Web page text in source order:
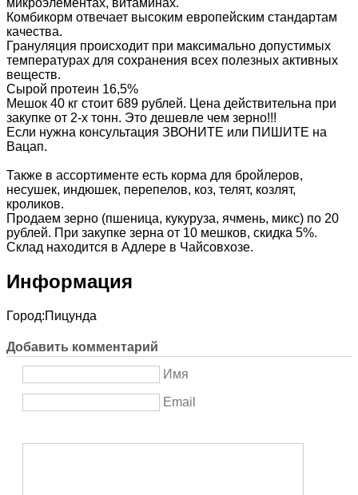
микроэлементах, витаминах.
Комбикорм отвечает высоким европейским стандартам
качества.
Грануляция происходит при максимально допустимых
температурах для сохранения всех полезных активных
веществ.
Сырой протеин 16,5%
Мешок 40 кг стоит 689 рублей. Цена действительна при
закупке от 2-х тонн. Это дешевле чем зерно!!!
Если нужна консультация ЗВОНИТЕ или ПИШИТЕ на
Вацап.
Также в ассортименте есть корма для бройлеров,
несушек, индюшек, перепелов, коз, телят, козлят,
кроликов.
Продаем зерно (пшеница, кукуруза, ячмень, микс) по 20
рублей. При закупке зерна от 10 мешков, скидка 5%.
Склад находится в Адлере в Чайсовхозе.
Информация
Город:Пицунда
Добавить комментарий
Имя
Email